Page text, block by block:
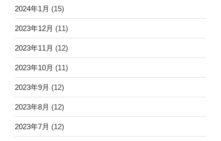
2024年1月 (15)
2023年12月 (11)
2023年11月 (12)
2023年10月 (11)
2023年9月 (12)
2023年8月 (12)
2023年7月 (12)